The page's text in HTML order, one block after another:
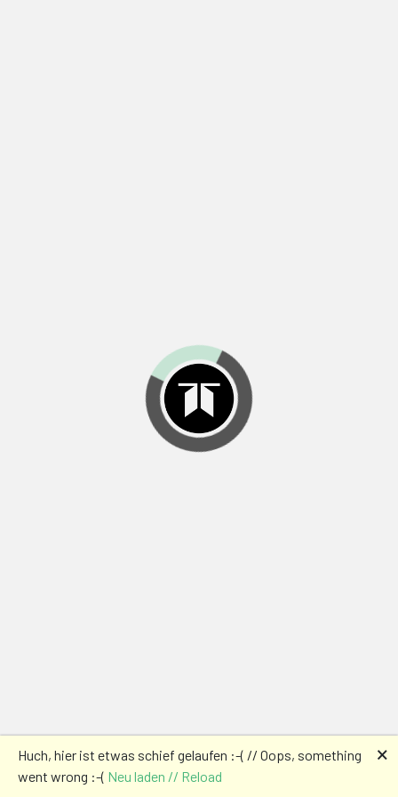
Huch, hier ist etwas schief gelaufen :-( // Oops, something
went wrong :-( Neu laden // Reload
🗙